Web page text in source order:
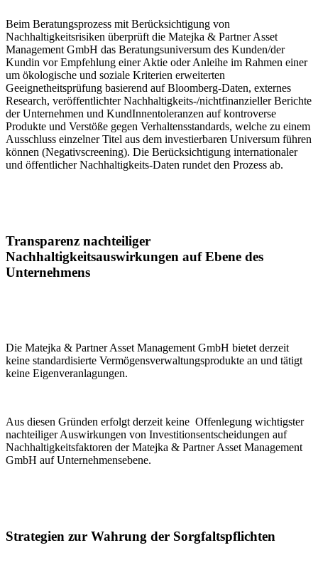
Beim Beratungsprozess mit Berücksichtigung von
Nachhaltigkeitsrisiken überprüft die Matejka & Partner Asset
Management GmbH das Beratungsuniversum des Kunden/der
Kundin vor Empfehlung einer Aktie oder Anleihe im Rahmen einer
um ökologische und soziale Kriterien erweiterten
Geeignetheitsprüfung basierend auf Bloomberg-Daten, externes
Research, veröffentlichter Nachhaltigkeits-/nichtfinanzieller Berichte
der Unternehmen und KundInnentoleranzen auf kontroverse
Produkte und Verstöße gegen Verhaltensstandards, welche zu einem
Ausschluss einzelner Titel aus dem investierbaren Universum führen
können (Negativscreening). Die Berücksichtigung internationaler
und öffentlicher Nachhaltigkeits-Daten rundet den Prozess ab.
Transparenz nachteiliger
Nachhaltigkeitsauswirkungen auf Ebene des
Unternehmens
Die Matejka & Partner Asset Management GmbH bietet derzeit
keine standardisierte Vermögensverwaltungsprodukte an und tätigt
keine Eigenveranlagungen.
Aus diesen Gründen erfolgt derzeit keine Offenlegung wichtigster
nachteiliger Auswirkungen von Investitionsentscheidungen auf
Nachhaltigkeitsfaktoren der Matejka & Partner Asset Management
GmbH auf Unternehmensebene.
Strategien zur Wahrung der Sorgfaltspflichten